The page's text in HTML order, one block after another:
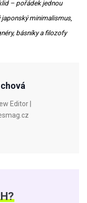
– pořádek jednou
minimalismus,
básníky a filozofy
Editor |